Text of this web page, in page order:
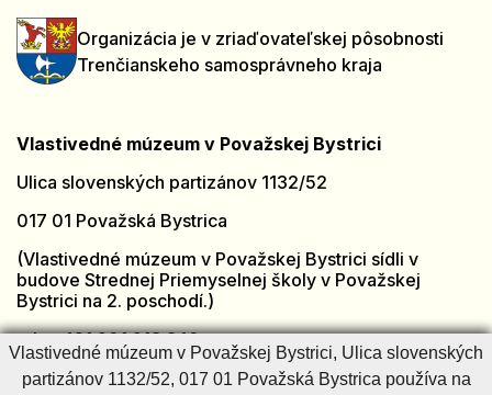
Organizácia je v zriaďovateľskej pôsobnosti
Trenčianskeho samosprávneho kraja
Vlastivedné múzeum v Považskej Bystrici
Ulica slovenských partizánov 1132/52
017 01 Považská Bystrica
(Vlastivedné múzeum v Považskej Bystrici sídli v
budove Strednej Priemyselnej školy v Považskej
Bystrici na 2. poschodí.)
tel.: +421 901 918 846
e-mail:muzeumpb@muzeumpb.sk
Vlastivedné múzeum v Považskej Bystrici, Ulica slovenských
partizánov 1132/52, 017 01 Považská Bystrica používa na